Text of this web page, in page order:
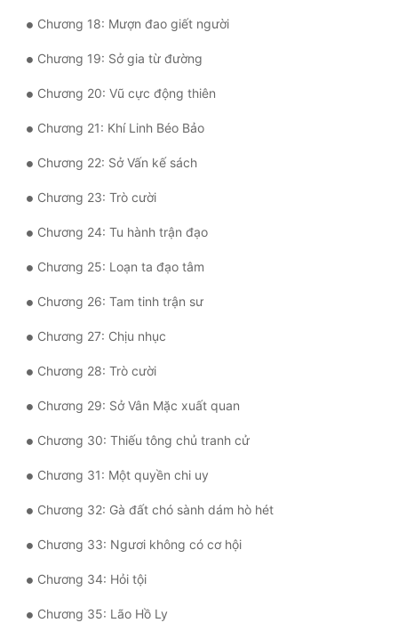
Quân Sự
Sảng Văn
Sủng
Thanh Xuân
Tiên Hiệp
Tiểu Thuyết
Trinh Thám
Chương 18: Mượn đao giết người
Chương 19: Sở gia từ đường
Chương 20: Vũ cực động thiên
Chương 21: Khí Linh Béo Bảo
Chương 22: Sở Vấn kế sách
Chương 23: Trò cười
Chương 24: Tu hành trận đạo
Chương 25: Loạn ta đạo tâm
Chương 26: Tam tinh trận sư
Chương 27: Chịu nhục
Chương 28: Trò cười
Chương 29: Sở Vân Mặc xuất quan
Chương 30: Thiếu tông chủ tranh cử
Chương 31: Một quyền chi uy
Chương 32: Gà đất chó sành dám hò hét
Chương 33: Ngươi không có cơ hội
Chương 34: Hỏi tội
Chương 35: Lão Hồ Ly